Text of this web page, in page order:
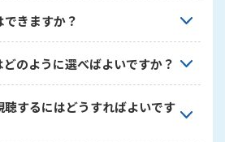
す。現地調査の際に電波状況を測
受信が可能な設置場所をお伝えし
賃貸物件の場合は建物への工事
大家さんの許可が必要な場合が
よっては穴を開けない工法や撤去
すい方法をご提案することも可能
きますか？
風や激しい雨の場合は工事を見
ます。軽い雨であれば施工可能
客様と作業スタッフの安全を第
じて判断させていただきます。
のように選べばよいですか？
波状況や視聴したい放送、建物
して最適なアンテナをご提案いた
八木式アンテナやデザインアン
聴するにはどうすればよいです